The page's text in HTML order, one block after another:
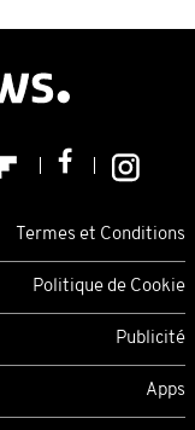
Termes et Conditions
Politique de Cookie
Publicité
Apps